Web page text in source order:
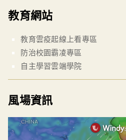
教育網站
教育雲疫起線上看專區
防治校園霸凌專區
自主學習雲端學院
風場資訊